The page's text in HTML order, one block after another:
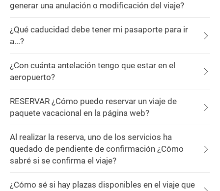
generar una anulación o modificación del viaje?
¿Qué caducidad debe tener mi pasaporte para ir
a...?
¿Con cuánta antelación tengo que estar en el
aeropuerto?
RESERVAR ¿Cómo puedo reservar un viaje de
paquete vacacional en la página web?
Al realizar la reserva, uno de los servicios ha
quedado de pendiente de confirmación ¿Cómo
sabré si se confirma el viaje?
¿Cómo sé si hay plazas disponibles en el viaje que